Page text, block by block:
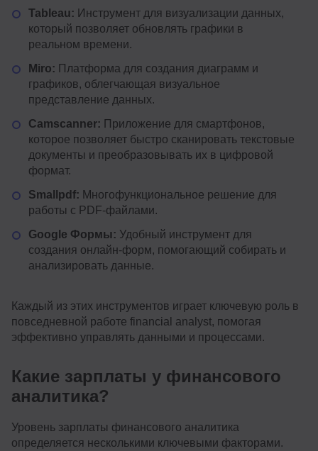
Tableau: Инструмент для визуализации данных,
который позволяет обновлять графики в
реальном времени.
Miro: Платформа для создания диаграмм и
графиков, облегчающая визуальное
представление данных.
Camscanner: Приложение для смартфонов,
которое позволяет быстро сканировать текстовые
документы и преобразовывать их в цифровой
формат.
Smallpdf: Многофункциональное решение для
работы с PDF-файлами.
Google Формы: Удобный инструмент для
создания онлайн-форм, помогающий собирать и
анализировать данные.
Каждый из этих инструментов играет ключевую роль в
повседневной работе financial analyst, помогая
эффективно управлять данными и процессами.
Какие зарплаты у финансового
аналитика?
Уровень зарплаты финансового аналитика
определяется несколькими ключевыми факторами.